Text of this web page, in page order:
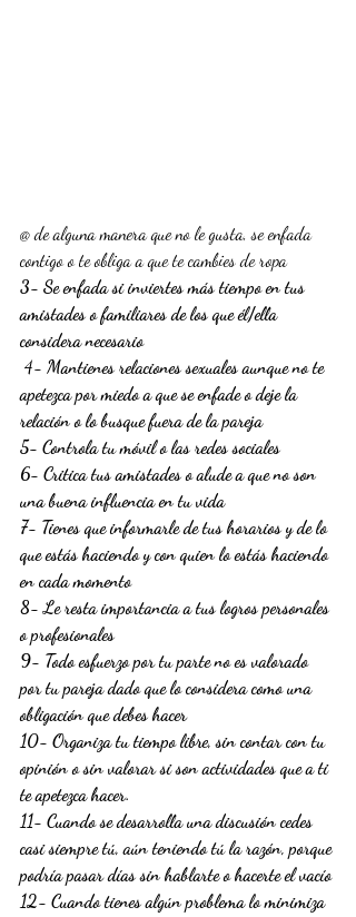
@ de alguna manera que no le gusta, se enfada
contigo o te obliga a que te cambies de ropa
3- Se enfada si inviertes más tiempo en tus
amistades o familiares de los que él/ella
considera necesario
4- Mantienes relaciones sexuales aunque no te
apetezca por miedo a que se enfade o deje la
relación o lo busque fuera de la pareja
5- Controla tu móvil o las redes sociales
6- Critica tus amistades o alude a que no son
una buena influencia en tu vida
7- Tienes que informarle de tus horarios y de lo
que estás haciendo y con quien lo estás haciendo
en cada momento
8- Le resta importancia a tus logros personales
o profesionales
9- Todo esfuerzo por tu parte no es valorado
por tu pareja dado que lo considera como una
obligación que debes hacer
10- Organiza tu tiempo libre, sin contar con tu
opinión o sin valorar si son actividades que a ti
te apetezca hacer.
11- Cuando se desarrolla una discusión cedes
casi siempre tú, aún teniendo tú la razón, porque
podría pasar días sin hablarte o hacerte el vacío
12- Cuando tienes algún problema lo minimiza